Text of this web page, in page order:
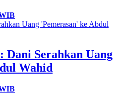
Dani Serahkan Uang
Wahid